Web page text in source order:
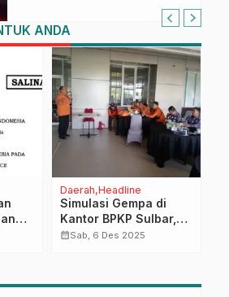
ANDA
Daerah Headline
Simulasi Gempa di
Kantor BPKP Sulbar,
BPBD Sulbar Paparkan
calendar_monthSab, 6 Des 2025